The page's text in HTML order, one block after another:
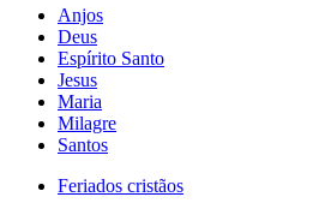
Anjos
Deus
Espírito Santo
Jesus
Maria
Milagre
Santos
Feriados cristãos